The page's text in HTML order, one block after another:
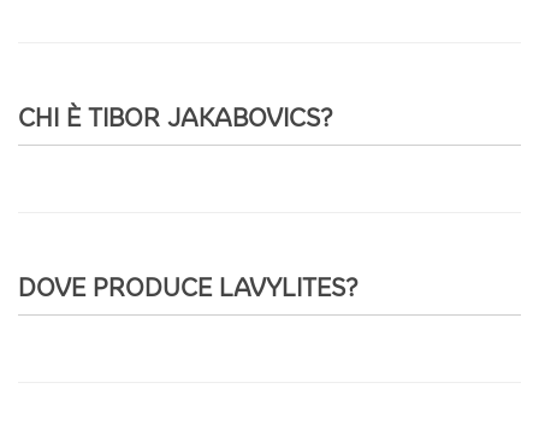
CHI È TIBOR JAKABOVICS?
DOVE PRODUCE LAVYLITES?